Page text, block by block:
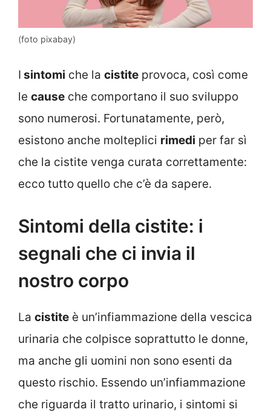
(foto pixabay)
I sintomi che la cistite provoca, così come
le cause che comportano il suo sviluppo
sono numerosi. Fortunatamente, però,
esistono anche molteplici rimedi per far sì
che la cistite venga curata correttamente:
ecco tutto quello che c’è da sapere.
Sintomi della cistite: i
segnali che ci invia il
nostro corpo
La cistite è un’infiammazione della vescica
urinaria che colpisce soprattutto le donne,
ma anche gli uomini non sono esenti da
questo rischio. Essendo un’infiammazione
che riguarda il tratto urinario, i sintomi si